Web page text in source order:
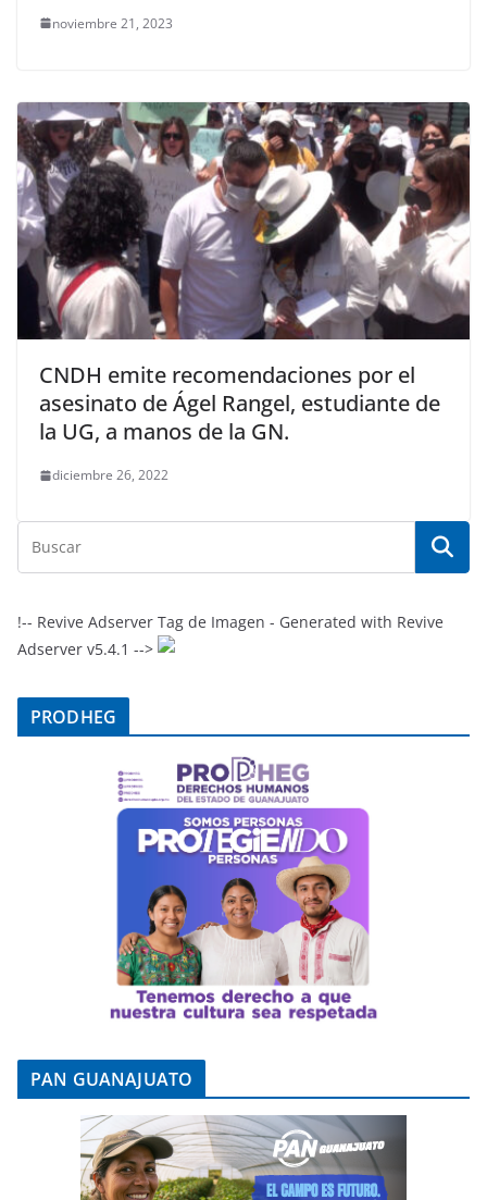
noviembre 21, 2023
CNDH emite recomendaciones por el
asesinato de Ágel Rangel, estudiante de
la UG, a manos de la GN.
diciembre 26, 2022
!-- Revive Adserver Tag de Imagen - Generated with Revive
Adserver v5.4.1 -->
PRODHEG
PAN GUANAJUATO